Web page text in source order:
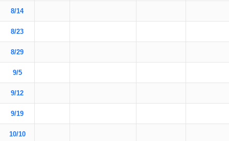
8/14
8/23
8/29
9/5
9/12
9/19
10/10